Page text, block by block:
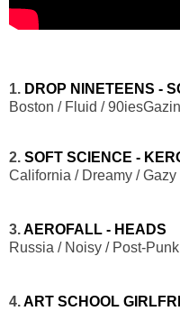
1. DROP NINETEENS -
Boston / Fluid /
2. SOFT SCIENCE -
California / Dreamy / Gazy
3.AEROFALL - HEADS
Russia / Noisy / Post-Punk
4.ART SCHOOL